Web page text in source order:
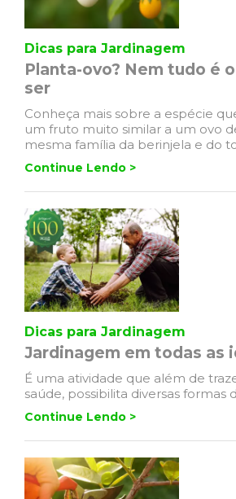
Dicas para Jardinagem
Planta-ovo? Nem tudo é
ser
Conheça mais sobre a espécie
um fruto muito similar a um ovo
mesma família da berinjela e do
Continue Lendo >
Dicas para Jardinagem
Jardinagem em todas as
É uma atividade que além de
saúde, possibilita diversas formas
Continue Lendo >